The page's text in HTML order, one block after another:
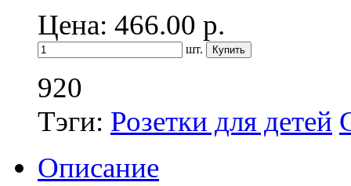
Цена: 466.00 р.
шт.
920
Тэги: Розетки для детей
Описание